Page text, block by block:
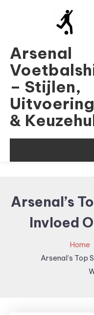
Arsenal
– Stijlen,
&
Arsenal’s
Invloed
Home
Arsenal’s Top